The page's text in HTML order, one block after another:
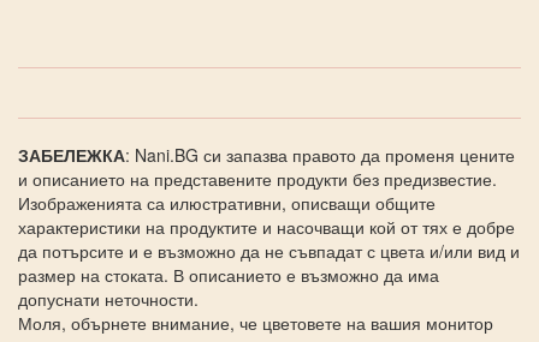
ЗАБЕЛЕЖКА: Nani.BG си запазва правото да променя цените
и описанието на представените продукти без предизвестие.
Изображенията са илюстративни, описващи общите
характеристики на продуктите и насочващи кой от тях е добре
да потърсите и е възможно да не съвпадат с цвета и/или вид и
размер на стоката. В описанието е възможно да има
допуснати неточности.
Моля, обърнете внимание, че цветовете на вашия монитор